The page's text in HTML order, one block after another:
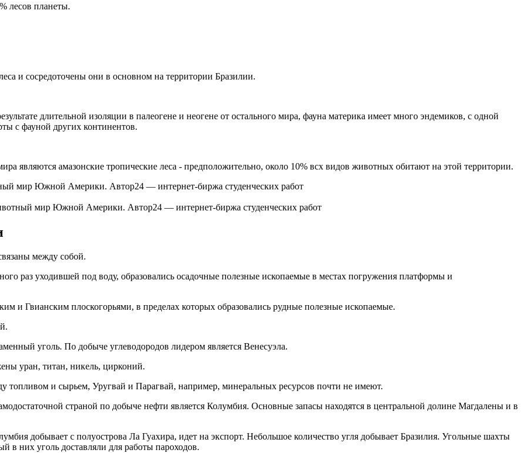
лесов планеты.
и сосредоточены они в основном на территории Бразилии.
длительной изоляции в палеогене и неогене от остального мира, фауна материка имеет много эндемиков, с одной
с фауной других континентов.
являются амазонские тропические леса - предположительно, около 10% всх видов животных обитают на этой территории.
мир Южной Америки. Автор24 — интернет-биржа студенческих работ
между собой.
раз уходившей под воду, образовались осадочные полезные ископаемые в местах погружения платформы и
и Гвианским плоскогорьями, в пределах которых образовались рудные полезные ископаемые.
уголь. По добыче углеводородов лидером является Венесуэла.
уран, титан, никель, цирконий.
топливом и сырьем, Уругвай и Парагвай, например, минеральных ресурсов почти не имеют.
страной по добыче нефти является Колумбия. Основные запасы находятся в центральной долине Магдалены и в
добывает с полуострова Ла Гуахира, идет на экспорт. Небольшое количество угля добывает Бразилия. Угольные шахты
в них уголь доставляли для работы пароходов.